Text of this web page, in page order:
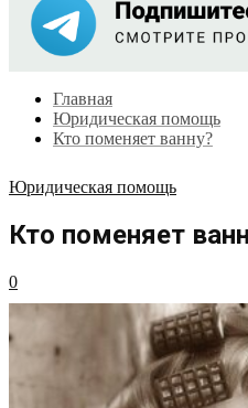
Главная
Юридическая помощь
Кто поменяет ванну?
Юридическая помощь
Кто поменяет
0